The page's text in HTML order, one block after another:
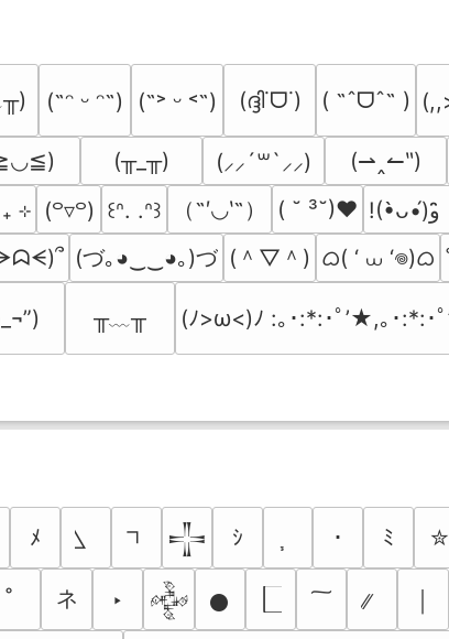
(˶ᵔ ᵕ ᵔ˶) (˶˃ ᵕ ˂˶) (ദ്ദി˙ᗜ˙) ( ˶ˆᗜˆ˵ )
(╥_╥) (⸝⸝´꒳`⸝⸝) (⇀‸↼‶)
⊹ (꒪▿꒪) ꒰ᐢ. .ᐢ꒱ （˶′◡‵˶） ( ˘ ³˘)♥
(づ｡◕‿‿◕｡)づ (＾▽＾) ᜊ( ‘ ⩊ ‘𖦹)ᜊ
╥﹏╥ (ﾉ>ω<)ﾉ :｡･:*:･ﾟ’★,｡･:*:･
ﾒ 𒋲 ｼ ･ ﾐ ✮
ネ ‣ 𒅒 𒊹